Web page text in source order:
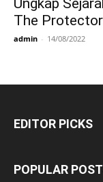
Ungkap
The
admin - 14/08/2022
EDITOR PICKS
POPULAR